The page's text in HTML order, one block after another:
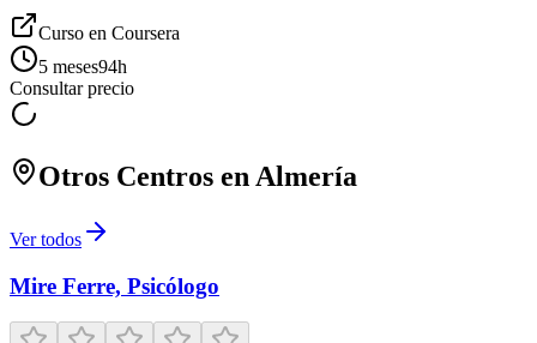
Curso en Coursera
5 meses94h
Consultar precio
Otros Centros en Almería
Ver todos
Mire Ferre, Psicólogo